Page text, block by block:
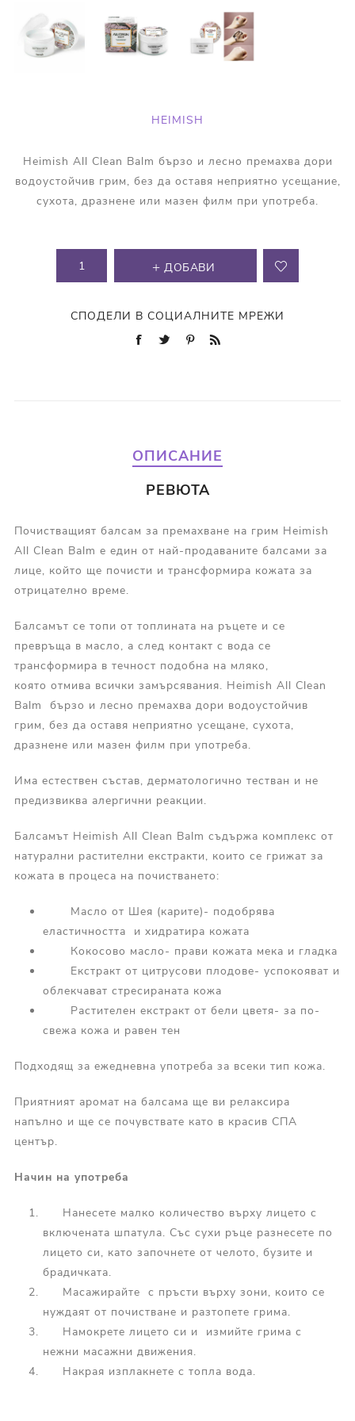
HEIMISH
Heimish All Clean Balm бързо и лесно премахва дори
водоустойчив грим, без да оставя неприятно усещание,
сухота, дразнене или мазен филм при употреба.
ДОБАВИ
СПОДЕЛИ В СОЦИАЛНИТЕ МРЕЖИ
ОПИСАНИЕ
РЕВЮТА
Почистващият балсам за премахване на грим Heimish
All Clean Balm е един от най-продаваните балсами за
лице, който ще почисти и трансформира кожата за
отрицателно време.
Балсамът се топи от топлината на ръцете и се
превръща в масло, а след контакт с вода се
трансформира в течност подобна на мляко,
която отмива всички замърсявания. Heimish All Clean
Balm бързо и лесно премахва дори водоустойчив
грим, без да оставя неприятно усещане, сухота,
дразнене или мазен филм при употреба.
Има естествен състав, дерматологично тестван и не
предизвиква алергични реакции.
Балсамът Heimish All Clean Balm съдържа комплекс от
натурални растителни екстракти, които се грижат за
кожата в процеса на почистването:
Масло от Шея (карите)- подобрява
еластичността и хидратира кожата
Кокосово масло- прави кожата мека и гладка
Екстракт от цитрусови плодове- успокояват и
облекчават стресираната кожа
Растителен екстракт от бели цветя- за по-
свежа кожа и равен тен
Подходящ за ежедневна употреба за всеки тип кожа.
Приятният аромат на балсама ще ви релаксира
напълно и ще се почувствате като в красив СПА
център.
Начин на употреба
Нанесете малко количество върху лицето с
включената шпатула. Със сухи ръце разнесете по
лицето си, като започнете от челото, бузите и
брадичката.
Масажирайте с пръсти върху зони, които се
нуждаят от почистване и разтопете грима.
Намокрете лицето си и измийте грима с
нежни масажни движения.
Накрая изплакнете с топла вода.